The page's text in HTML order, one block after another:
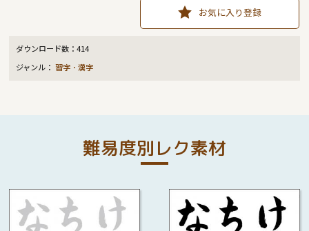
お気に入り登録
ダウンロード数：414
ジャンル：習字・漢字
難易度別レク素材